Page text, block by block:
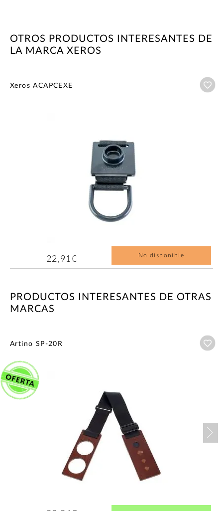
OTROS PRODUCTOS INTERESANTES DE
LA MARCA XEROS
Xeros ACAPCEXE
22,91€ No disponible
PRODUCTOS INTERESANTES DE OTRAS
MARCAS
Artino SP-20R